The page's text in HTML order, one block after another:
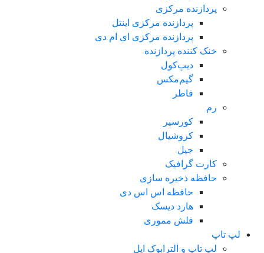
پردازنده مرکزی
پردازنده مرکزی اینتل
پردازنده مرکزی ای ام دی
خنک کننده پردازنده
دیپ‌کول
گیم‌مکس
فاطر
رم
کورسیر
کروشیال
جیل
کارت گرافیک
حافظه ذخیره سازی
حافظه اس اس دی
هارد دیسک
فلش مموری
لپ تاپ
لپ تاپ و الترابوک اپل